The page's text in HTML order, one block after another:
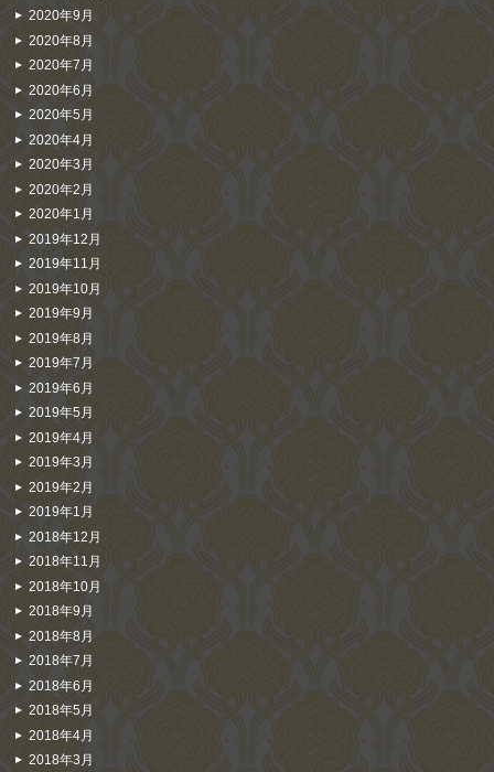
2020年9月
2020年8月
2020年7月
2020年6月
2020年5月
2020年4月
2020年3月
2020年2月
2020年1月
2019年12月
2019年11月
2019年10月
2019年9月
2019年8月
2019年7月
2019年6月
2019年5月
2019年4月
2019年3月
2019年2月
2019年1月
2018年12月
2018年11月
2018年10月
2018年9月
2018年8月
2018年7月
2018年6月
2018年5月
2018年4月
2018年3月